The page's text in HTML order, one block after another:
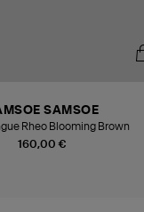
160,00 €
SAMSOE
Rheo Blooming Brown